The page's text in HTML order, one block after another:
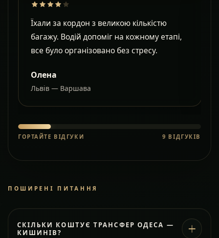
Їхали за кордон з великою кількістю
багажу. Водій допоміг на кожному етапі,
все було організовано без стресу.
Олена
Львів — Варшава
ГОРТАЙТЕ ВІДГУКИ 9 ВІДГУКІВ
ПОШИРЕНІ ПИТАННЯ
СКІЛЬКИ КОШТУЄ ТРАНСФЕР ОДЕСА —
КИШИНІВ?